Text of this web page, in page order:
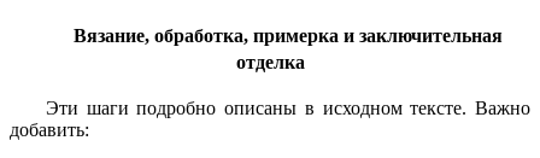
Вязание, обработка, примерка и заключительная
отделка
Эти шаги подробно описаны в исходном тексте. Важно
добавить: